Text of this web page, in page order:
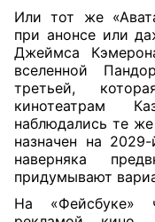
Или тот же
при анонсе или
Джеймса
вселенной
третьей,
кинотеатрам
наблюдались те
назначен на
наверняка
придумывают
На «Фейсбуке»